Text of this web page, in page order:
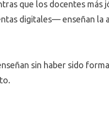
que los docentes más
digitales— enseñan la
sin haber sido